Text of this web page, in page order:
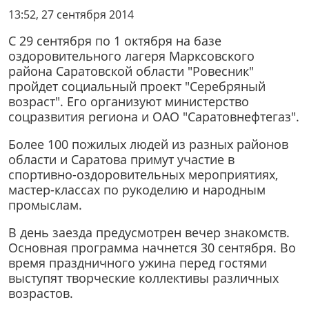
13:52, 27 сентября 2014
С 29 сентября по 1 октября на базе
оздоровительного лагеря Марксовского
района Саратовской области "Ровесник"
пройдет социальный проект "Серебряный
возраст". Его организуют министерство
соцразвития региона и ОАО "Саратовнефтегаз".
Более 100 пожилых людей из разных районов
области и Саратова примут участие в
спортивно-оздоровительных мероприятиях,
мастер-классах по рукоделию и народным
промыслам.
В день заезда предусмотрен вечер знакомств.
Основная программа начнется 30 сентября. Во
время праздничного ужина перед гостями
выступят творческие коллективы различных
возрастов.